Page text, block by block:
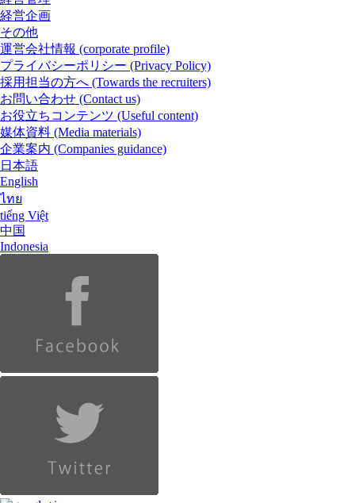
経営企画
その他
運営会社情報 (corporate profile)
プライバシーポリシー (Privacy Policy)
採用担当の方へ (Towards the recruiters)
お問い合わせ (Contact us)
お役立ちコンテンツ (Useful content)
媒体資料 (Media materials)
企業案内 (Companies guidance)
日本語
English
ไทย
tiếng Việt
中国
Indonesia